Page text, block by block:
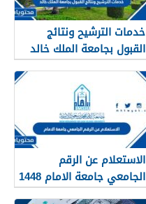
خدمات الترشيح ونتائج
القبول بجامعة الملك خالد
1448
الاستعلام عن الرقم
الجامعي جامعة الامام 1448